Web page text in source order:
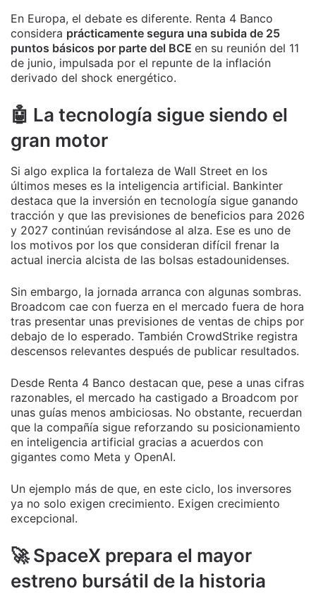
En Europa, el debate es diferente. Renta 4 Banco
considera prácticamente segura una subida de 25
puntos básicos por parte del BCE en su reunión del 11
de junio, impulsada por el repunte de la inflación
derivado del shock energético.
🤖 La tecnología sigue siendo el
gran motor
Si algo explica la fortaleza de Wall Street en los
últimos meses es la inteligencia artificial. Bankinter
destaca que la inversión en tecnología sigue ganando
tracción y que las previsiones de beneficios para 2026
y 2027 continúan revisándose al alza. Ese es uno de
los motivos por los que consideran difícil frenar la
actual inercia alcista de las bolsas estadounidenses.
Sin embargo, la jornada arranca con algunas sombras.
Broadcom cae con fuerza en el mercado fuera de hora
tras presentar unas previsiones de ventas de chips por
debajo de lo esperado. También CrowdStrike registra
descensos relevantes después de publicar resultados.
Desde Renta 4 Banco destacan que, pese a unas cifras
razonables, el mercado ha castigado a Broadcom por
unas guías menos ambiciosas. No obstante, recuerdan
que la compañía sigue reforzando su posicionamiento
en inteligencia artificial gracias a acuerdos con
gigantes como Meta y OpenAI.
Un ejemplo más de que, en este ciclo, los inversores
ya no solo exigen crecimiento. Exigen crecimiento
excepcional.
🚀 SpaceX prepara el mayor
estreno bursátil de la historia